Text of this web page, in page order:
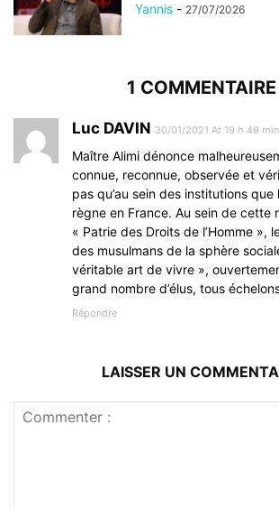
Yannis - 27/07/2026
1 COMMENTAIRE
Luc DAVIN 30/01/2021 At 19 h 49 min
Maître Alimi dénonce
connue, reconnue, observée et
pas qu’au sein des institutions que
règne en France. Au sein de cette
« Patrie des Droits de l’Homme »,
des musulmans de la sphère
véritable art de vivre »,
grand nombre d’élus, tous
Répondre
LAISSER UN